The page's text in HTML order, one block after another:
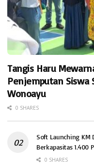
Tangis Haru
Penjemputan Siswa
Wonoayu
0 SHARES
Soft Launching KM
Berkapasitas 1.400
0 SHARES